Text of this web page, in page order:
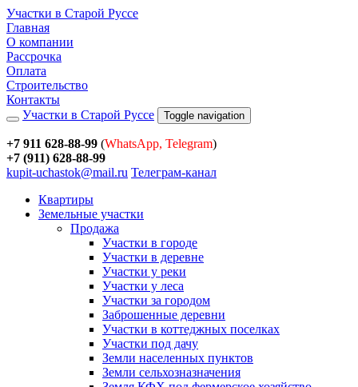
Участки в Старой Руссе
Главная
О компании
Рассрочка
Оплата
Строительство
Контакты
Участки в Старой Руссе
Toggle navigation
+7 911 628-88-99 (WhatsApp, Telegram)
+7 (911) 628-88-99
kupit-uchastok@mail.ru Телеграм-канал
Квартиры
Земельные участки
Продажа
Участки в городе
Участки в деревне
Участки у реки
Участки у леса
Участки за городом
Заброшенные деревни
Участки в коттеджных поселках
Участки под дачу
Земли населенных пунктов
Земли сельхозназначения